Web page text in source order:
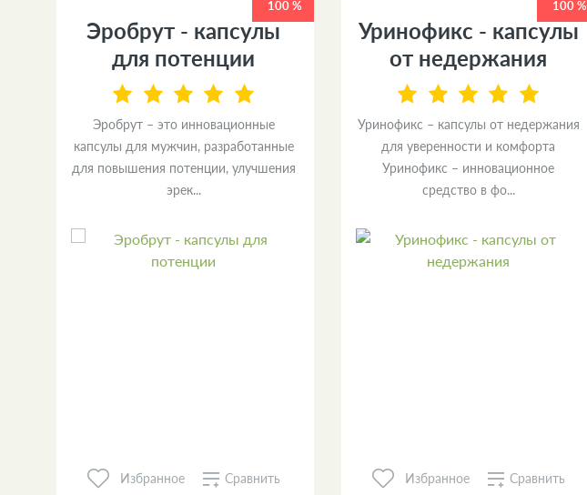
100 %
Эробрут - капсулы
для потенции
Эробрут – это инновационные
капсулы для мужчин, разработанные
для повышения потенции, улучшения
эрек...
Избранное Сравнить
100 %
Уринофикс - капсулы
от недержания
Уринофикс – капсулы от недержания
для уверенности и комфорта
Уринофикс – инновационное
средство в фо...
Избранное Сравнить